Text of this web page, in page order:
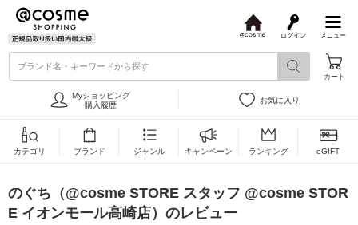
メニュー
ログイン
s
ブランド名・キーワードから探す
カート
Myショッピング
購入履歴
お気に入り
カテゴリ ブランド ジャンル キャンペーン ランキング eGIFT
のぐち（@cosme STORE スタッフ @cosme STOR
E イオンモール高崎店）のレビュー